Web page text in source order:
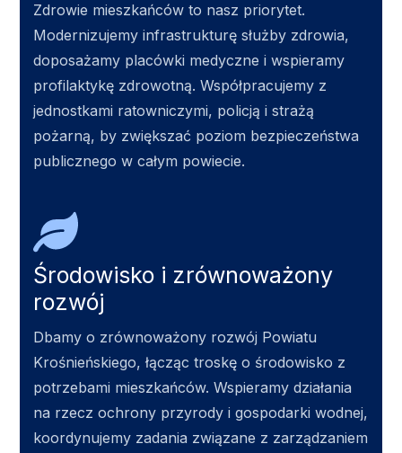
Zdrowie mieszkańców to nasz priorytet.
Modernizujemy infrastrukturę służby zdrowia,
doposażamy placówki medyczne i wspieramy
profilaktykę zdrowotną. Współpracujemy z
jednostkami ratowniczymi, policją i strażą
pożarną, by zwiększać poziom bezpieczeństwa
publicznego w całym powiecie.
Środowisko i zrównoważony
rozwój
Dbamy o zrównoważony rozwój Powiatu
Krośnieńskiego, łącząc troskę o środowisko z
potrzebami mieszkańców. Wspieramy działania
na rzecz ochrony przyrody i gospodarki wodnej,
koordynujemy zadania związane z zarządzaniem